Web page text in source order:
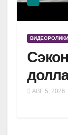
ВИДЕОРОЛИКИ
АВГ 5, 2026